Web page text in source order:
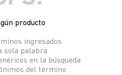
producto
ingresados
sola palabra
en la búsqueda
del término